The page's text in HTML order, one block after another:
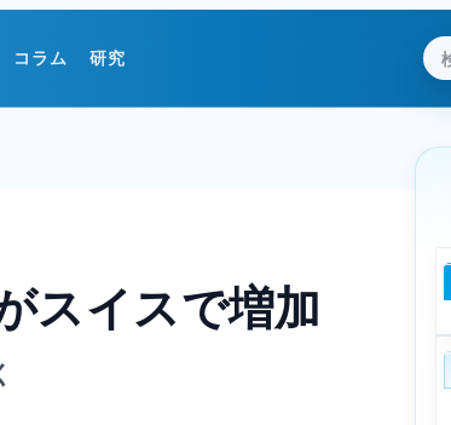
コラム 研究
スイスで増加